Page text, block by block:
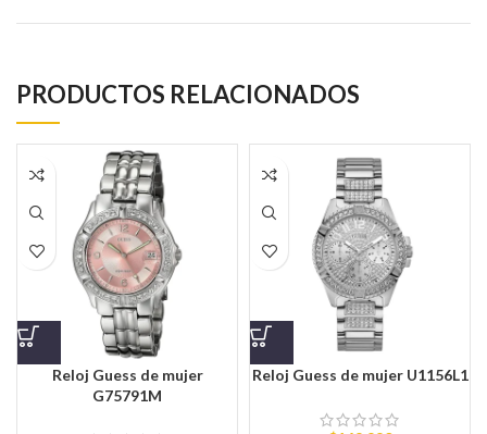
PRODUCTOS RELACIONADOS
Reloj Guess de mujer
G75791M
Reloj Guess de mujer U1156L1